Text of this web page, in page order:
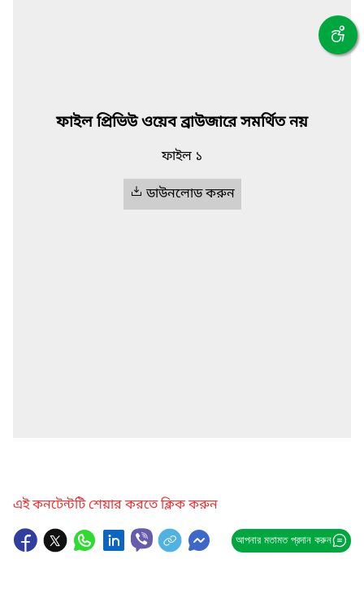
ফাইল প্রিভিউ ওয়েব ব্রাউজারে সমর্থিত নয়
ফাইল ১
ডাউনলোড করুন
এই কনটেন্টটি শেয়ার করতে ক্লিক করুন
আপনার মতামত প্রদান করুন